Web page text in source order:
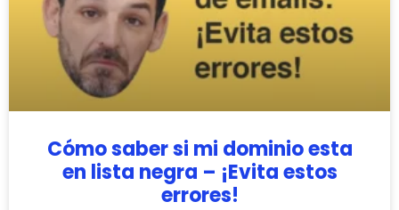
Cómo saber si mi dominio esta
en lista negra – ¡Evita estos
errores!